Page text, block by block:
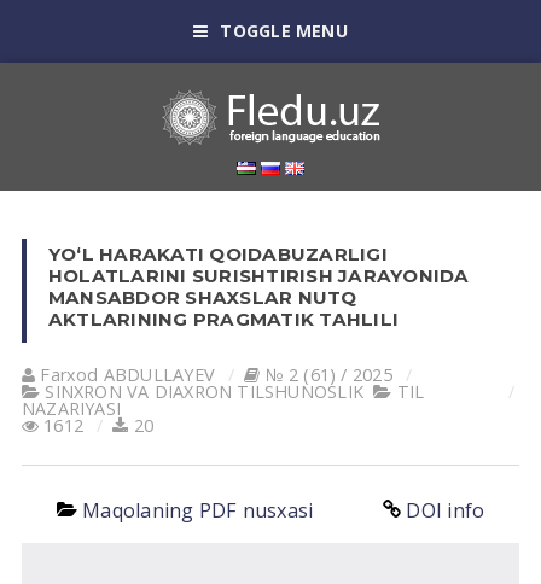
TOGGLE MENU
YO‘L HARAKATI QOIDABUZARLIGI
HOLATLARINI SURISHTIRISH JARAYONIDA
MANSABDOR SHAXSLAR NUTQ
AKTLARINING PRAGMATIK TAHLILI
Farxod ABDULLAYEV № 2 (61) / 2025
SINXRON VА DIАXRON TILSHUNOSLIK TIL
NАZАRIYASI
1612 20
Maqolaning PDF nusxasi DOI info